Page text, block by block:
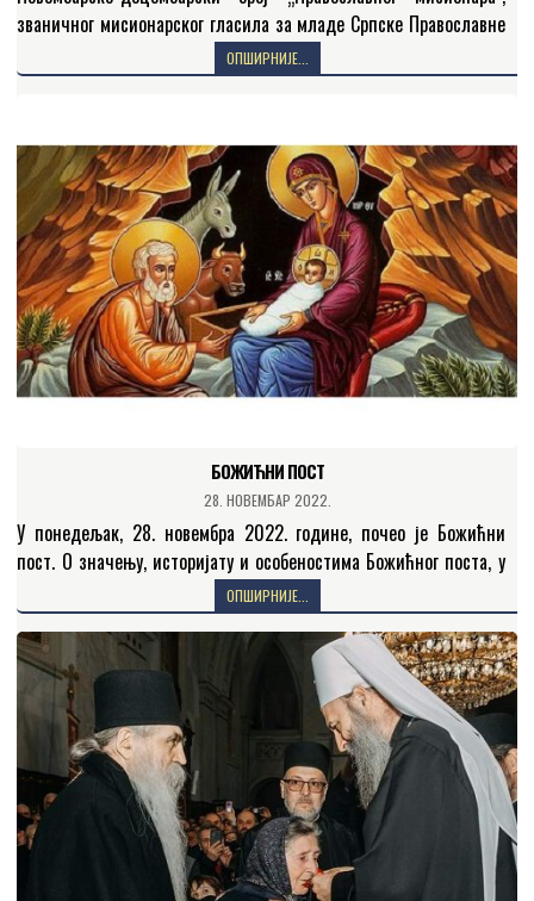
званичног мисионарског гласила за младе Српске Православне
Цркве, посвећен је теми „Љуби ближњега свогаˮ. Садржај 388.
броја „Православног мисионараˮ слушаоцима Радио-Беседе…
ОПШИРНИЈЕ...
БОЖИЋНИ ПОСТ
28. НОВЕМБАР 2022.
У понедељак, 28. новембра 2022. године, почео је Божићни
пост. О значењу, историјату и особеностима Божићног поста, у
Јутарњем програму Радио-Беседе говорио је презвитер
Драгољуб…
ОПШИРНИЈЕ...